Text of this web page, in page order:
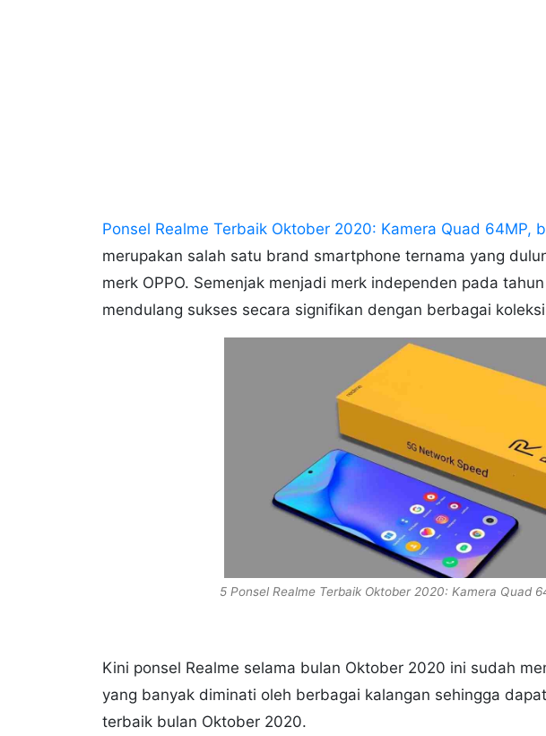
Ponsel Realme Terbaik Oktober 2020: Kamera Quad 64MP,
merupakan salah satu brand smartphone ternama yang
merk OPPO. Semenjak menjadi merk independen pada
mendulang sukses secara signifikan dengan berbagai
5 Ponsel Realme Terbaik Oktober 2020: Kamera Quad
Kini ponsel Realme selama bulan Oktober 2020 ini sudah
yang banyak diminati oleh berbagai kalangan sehingga
terbaik bulan Oktober 2020.